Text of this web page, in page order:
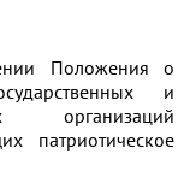
Положения о
и
организаций
патриотическое